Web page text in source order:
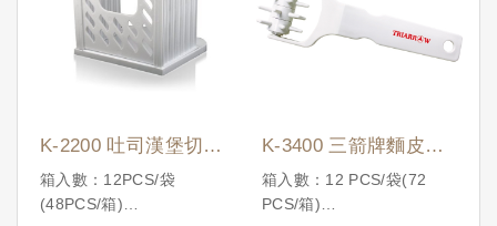
K-2200 吐司漢堡切割
器
箱入數：12PCS/袋
(48PCS/箱)
K-3400 三箭牌麵皮打
洞器
箱入數：12 PCS/袋(72
PCS/箱)